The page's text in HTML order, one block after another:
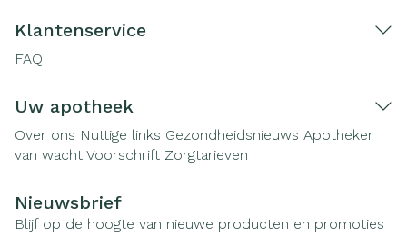
Klantenservice
FAQ
Uw apotheek
Over ons Nuttige links Gezondheidsnieuws Apotheker
van wacht Voorschrift Zorgtarieven
Nieuwsbrief
Blijf op de hoogte van nieuwe producten en promoties